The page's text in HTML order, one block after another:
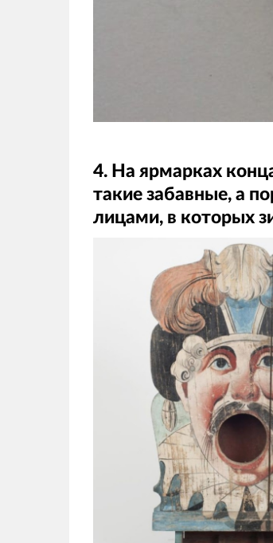
4. На ярмарках
такие забавные, а
лицами, в которых